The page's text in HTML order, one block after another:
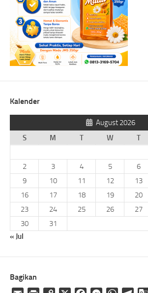
Kalender
August 2026
S
M T W T
2
3 4 5 6
9
10 11 12 13
16
17 18 19 20
23
24 25 26 27
30
31
« Jul
Bagikan